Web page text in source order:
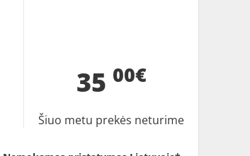
35 00€
Šiuo metu prekės neturime